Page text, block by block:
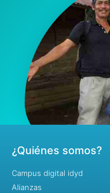
¿Quiénes somos?
Campus digital idyd
Alianzas